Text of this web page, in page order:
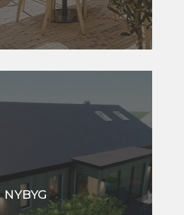
NYBYG